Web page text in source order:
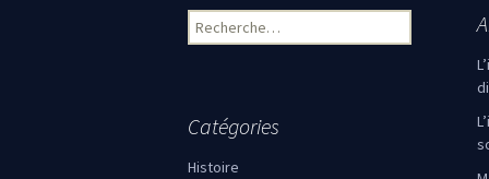
Rechercher :
Catégories
Histoire